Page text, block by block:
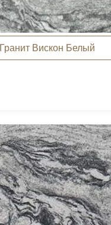
Гранит Вискон Белый